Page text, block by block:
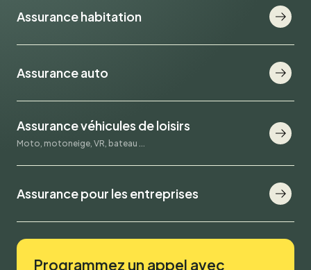
Assurance habitation
Assurance auto
Assurance véhicules de loisirs
Moto, motoneige, VR, bateau ...
Assurance pour les entreprises
Programmez un appel avec